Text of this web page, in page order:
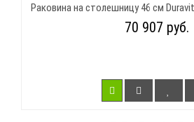
Раковина на столешницу 46 см
70 907 руб.